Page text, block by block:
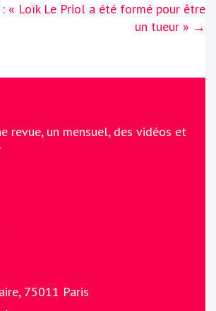
« Loïk Le Priol a été formé pour être
un tueur » →
revue, un mensuel, des vidéos et
75011 Paris